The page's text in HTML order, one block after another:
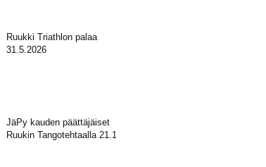
Ruukki Triathlon palaa
31.5.2026
JäPy kauden päättäjäiset
Ruukin Tangotehtaalla 21.11.